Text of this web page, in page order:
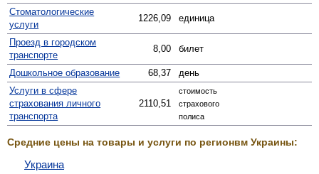
Стомато­логические
услуги
1226,09 единица
Проезд в городском
транспорте
8,00 билет
Дошкольное образование 68,37
день
Услуги в сфере
страхования личного
транспорта
2110,51
стоимость
страхового
полиса
Средние цены на товары и услуги по регионвм Украины:
Украина